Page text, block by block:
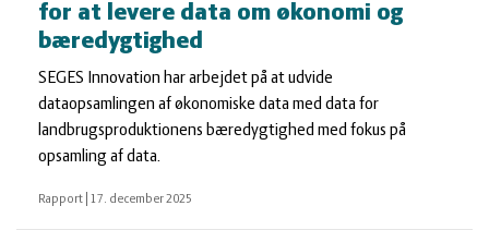
for at levere data om økonomi og
bæredygtighed
SEGES Innovation har arbejdet på at udvide
dataopsamlingen af økonomiske data med data for
landbrugsproduktionens bæredygtighed med fokus på
opsamling af data.
Rapport 17. december 2025